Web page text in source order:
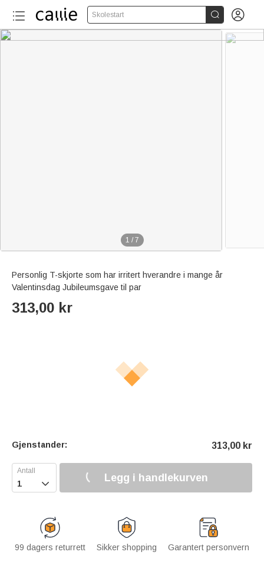
Skolestart  
1 / 7
Personlig T-skjorte som har irritert hverandre i mange år
Valentinsdag Jubileumsgave til par
313,00 kr
Gjenstander: 313,00 kr
 Legg i handlekurven
99 dagers returrett Sikker shopping Garantert personvern